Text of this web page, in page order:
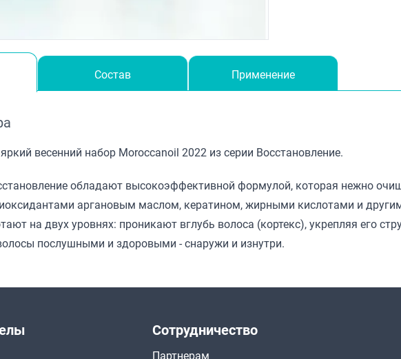
Состав Применение
весенний набор Moroccanoil 2022 из серии Восстановление.
обладают высокоэффективной формулой, которая нежно
аргановым маслом, кератином, жирными кислотами и
на двух уровнях: проникают вглубь волоса (кортекс), укрепляя его
послушными и здоровыми - снаружи и изнутри.
Сотрудничество
Партнерам